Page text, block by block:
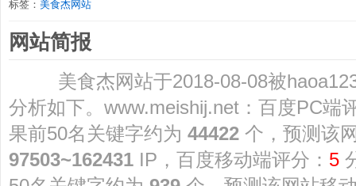
标签： 美食杰网站
网站简报
美食杰网站于2018-08-08被haoa123
分析如下。www.meishij.net：百度PC端
果前50名关键字约为 44422 个，预测该
97503~162431 IP，百度移动端评分： 5